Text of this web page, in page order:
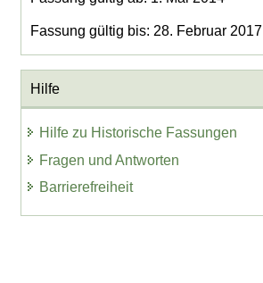
Fassung gültig bis: 28. Februar 2017
Hilfe
Hilfe zu Historische Fassungen
Fragen und Antworten
Barrierefreiheit